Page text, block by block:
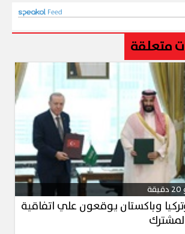
متعلقة
وباكستان يوقعون علي اتفاقية